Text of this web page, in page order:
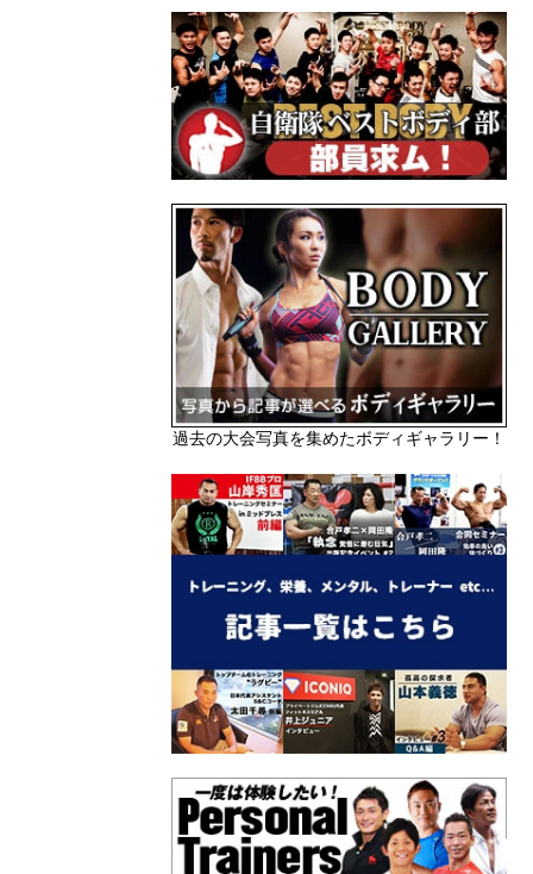
過去の大会写真を集めたボディギャラリー！